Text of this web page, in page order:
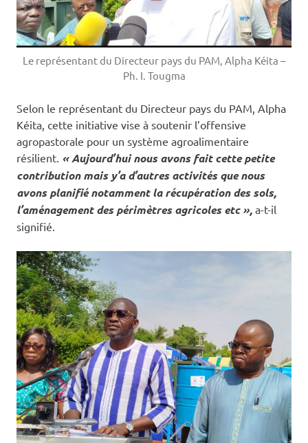
Le représentant du Directeur pays du PAM, Alpha Kéita –
Ph. I. Tougma
Selon le représentant du Directeur pays du PAM, Alpha
Kéita, cette initiative vise à soutenir l’offensive
agropastorale pour un système agroalimentaire
résilient. « Aujourd’hui nous avons fait cette petite
contribution mais y’a d’autres activités que nous
avons planifié notamment la récupération des sols,
l’aménagement des périmètres agricoles etc », a-t-il
signifié.